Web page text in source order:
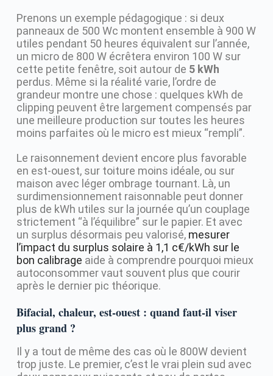
Prenons un exemple pédagogique : si deux
panneaux de 500 Wc montent ensemble à 900 W
utiles pendant 50 heures équivalent sur l’année,
un micro de 800 W écrêtera environ 100 W sur
cette petite fenêtre, soit autour de 5 kWh
perdus. Même si la réalité varie, l’ordre de
grandeur montre une chose : quelques kWh de
clipping peuvent être largement compensés par
une meilleure production sur toutes les heures
moins parfaites où le micro est mieux “rempli”.
Le raisonnement devient encore plus favorable
en est-ouest, sur toiture moins idéale, ou sur
maison avec léger ombrage tournant. Là, un
surdimensionnement raisonnable peut donner
plus de kWh utiles sur la journée qu’un couplage
strictement “à l’équilibre” sur le papier. Et avec
un surplus désormais peu valorisé, mesurer
l’impact du surplus solaire à 1,1 c€/kWh sur le
bon calibrage aide à comprendre pourquoi mieux
autoconsommer vaut souvent plus que courir
après le dernier pic théorique.
Bifacial, chaleur, est-ouest : quand faut-il viser
plus grand ?
Il y a tout de même des cas où le 800W devient
trop juste. Le premier, c’est le vrai plein sud avec